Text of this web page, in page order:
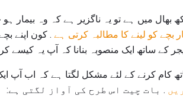
بھال میں ہے تو یہ ناگزیر ہے کہ وہ بیمار
بچے کو لینے کا مطالبہ کرتی ہے . کون اپنے
کے ساتھ ایک منصوبہ بنانا کہ آپ یہ کیسے
کام کرنے کے لئے مشکل لگتا ہے کہ اب آپ
. بات چیت اس طرح کی آواز لگتی ہے: